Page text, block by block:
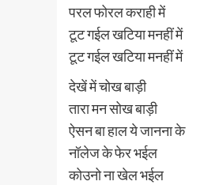
परल फोरल कराही में
टूट गईल खटिया मनहीं में
टूट गईल खटिया मनहीं में
देखें में चोख बाड़ी
तारा मन सोख बाड़ी
ऐसन बा हाल ये जानना के
नॉलेज के फेर भईल
कोउनो ना खेल भईल